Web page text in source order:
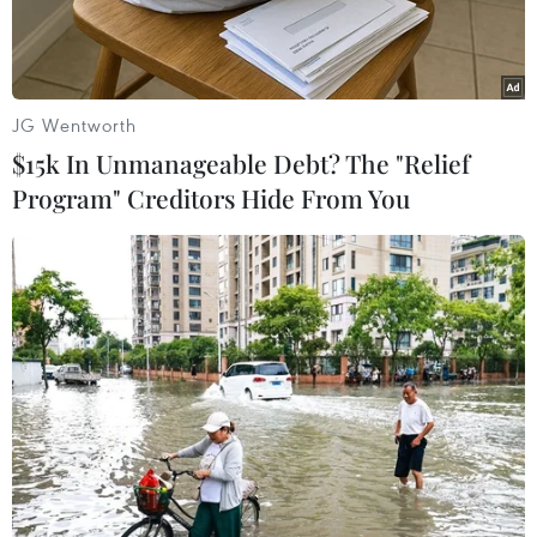
Cảnh sát giao thông kiểm tra nồng độ cồn của lái xe. (Ảnh:
Nam Sương/TTXVN)
Cục Cảnh sát giao thông cho biết trong ngày đầu
kỳ nghỉ Tết Dương lịch (31/12), toàn quốc xảy ra
JG Wentworth
$15k In Unmanageable Debt? The "Relief
Program" Creditors Hide From You